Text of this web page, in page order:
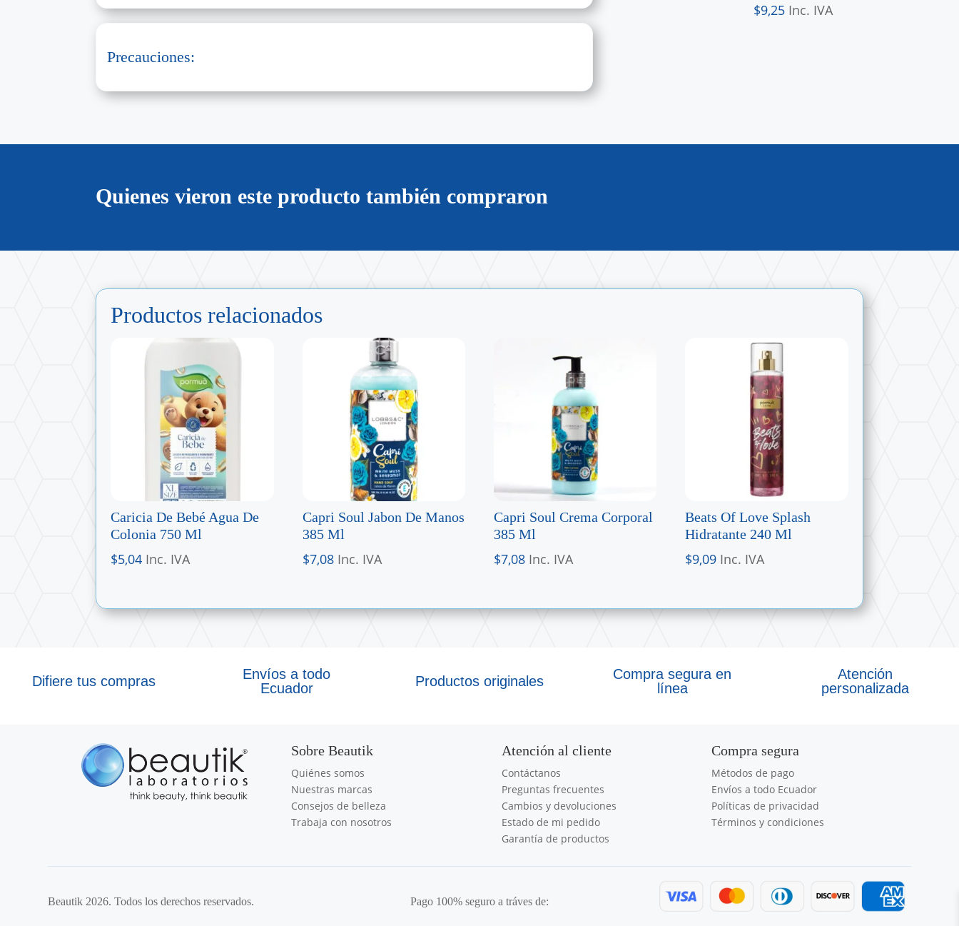
Precauciones:
$9,25 Inc. IVA
Quienes vieron este producto también compraron
Productos relacionados
Caricia De Bebé Agua De
Colonia 750 Ml
$5,04 Inc. IVA
Capri Soul Jabon De Manos
385 Ml
$7,08 Inc. IVA
Capri Soul Crema Corporal
385 Ml
$7,08 Inc. IVA
Beats Of Love Splash
Hidratante 240 Ml
$9,09 Inc. IVA
Difiere tus compras
Envíos a todo
Ecuador
Productos originales
Compra segura en
línea
Atención
personalizada
Sobre Beautik
Quiénes somos
Nuestras marcas
Consejos de belleza
Trabaja con nosotros
Atención al cliente
Contáctanos
Preguntas frecuentes
Cambios y devoluciones
Estado de mi pedido
Garantía de productos
Compra segura
Métodos de pago
Envíos a todo Ecuador
Políticas de privacidad
Términos y condiciones
Beautik 2026. Todos los derechos reservados. Pago 100% seguro a tráves de: